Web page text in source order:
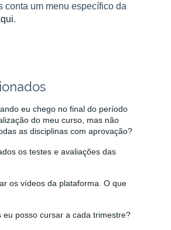
conta um menu específico da
.
eu chego no final do período
do meu curso, mas não
as disciplinas com aprovação?
os testes e avaliações das
os vídeos da plataforma. O que
eu posso cursar a cada trimestre?